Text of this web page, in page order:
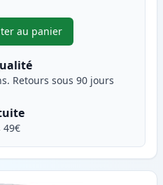
au panier
,Pack de 2 Brother
Retours sous 90 jours
49€